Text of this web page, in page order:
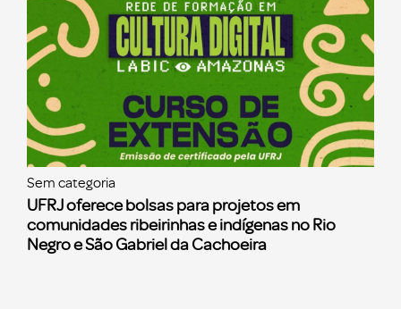
Sem categoria
UFRJ oferece bolsas para projetos em
comunidades ribeirinhas e indígenas no Rio
Negro e São Gabriel da Cachoeira